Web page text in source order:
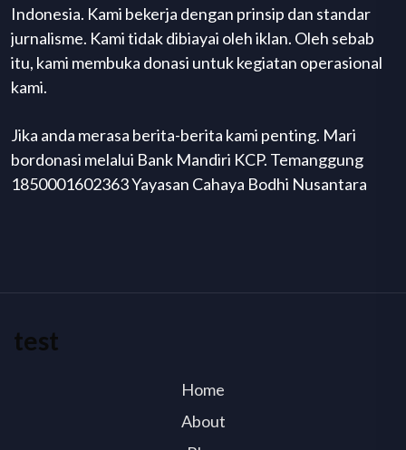
Indonesia. Kami bekerja dengan prinsip dan standar
jurnalisme. Kami tidak dibiayai oleh iklan. Oleh sebab
itu, kami membuka donasi untuk kegiatan operasional
kami.
Jika anda merasa berita-berita kami penting. Mari
bordonasi melalui Bank Mandiri KCP. Temanggung
1850001602363 Yayasan Cahaya Bodhi Nusantara
test
Home
About